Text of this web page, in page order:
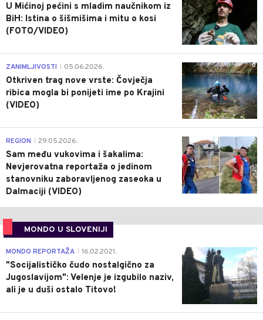
U Mićinoj pećini s mladim naučnikom iz
BiH: Istina o šišmišima i mitu o kosi
(FOTO/VIDEO)
0
ZANIMLJIVOSTI 05.06.2026.
Otkriven trag nove vrste: Čovječja
ribica mogla bi ponijeti ime po Krajini
(VIDEO)
0
REGION 29.05.2026.
Sam među vukovima i šakalima:
Nevjerovatna reportaža o jedinom
stanovniku zaboravljenog zaseoka u
Dalmaciji (VIDEO)
MONDO U SLOVENIJI
4
MONDO REPORTAŽA 16.02.2021.
"Socijalističko čudo nostalgično za
Jugoslavijom": Velenje je izgubilo naziv,
ali je u duši ostalo Titovo!